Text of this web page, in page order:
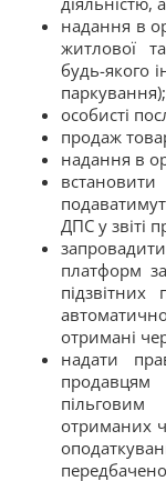
надання в
житлової
будь-якого
паркування);
особисті
продаж
надання в
ДПС у звіті
платформ
підзвітних
отримані
надати
продавцям
отриманих